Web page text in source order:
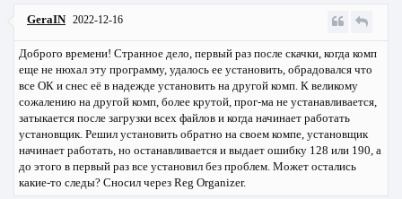
GeraIN 2022-12-16
Доброго времени! Странное дело, первый раз после скачки, когда комп
еще не нюхал эту программу, удалось ее установить, обрадовался что
все ОК и снес её в надежде установить на другой комп. К великому
сожалению на другой комп, более крутой, прог-ма не устанавливается,
затыкается после загрузки всех файлов и когда начинает работать
установщик. Решил установить обратно на своем компе, установщик
начинает работать, но останавливается и выдает ошибку 128 или 190, а
до этого в первый раз все установил без проблем. Может остались
какие-то следы? Сносил через Reg Organizer.